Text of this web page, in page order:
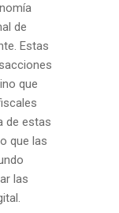
de
Estas
que
de estas
que las
las